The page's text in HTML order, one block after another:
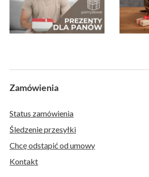
Zamówienia
Status zamówienia
Śledzenie przesyłki
Chcę odstąpić od umowy
Kontakt